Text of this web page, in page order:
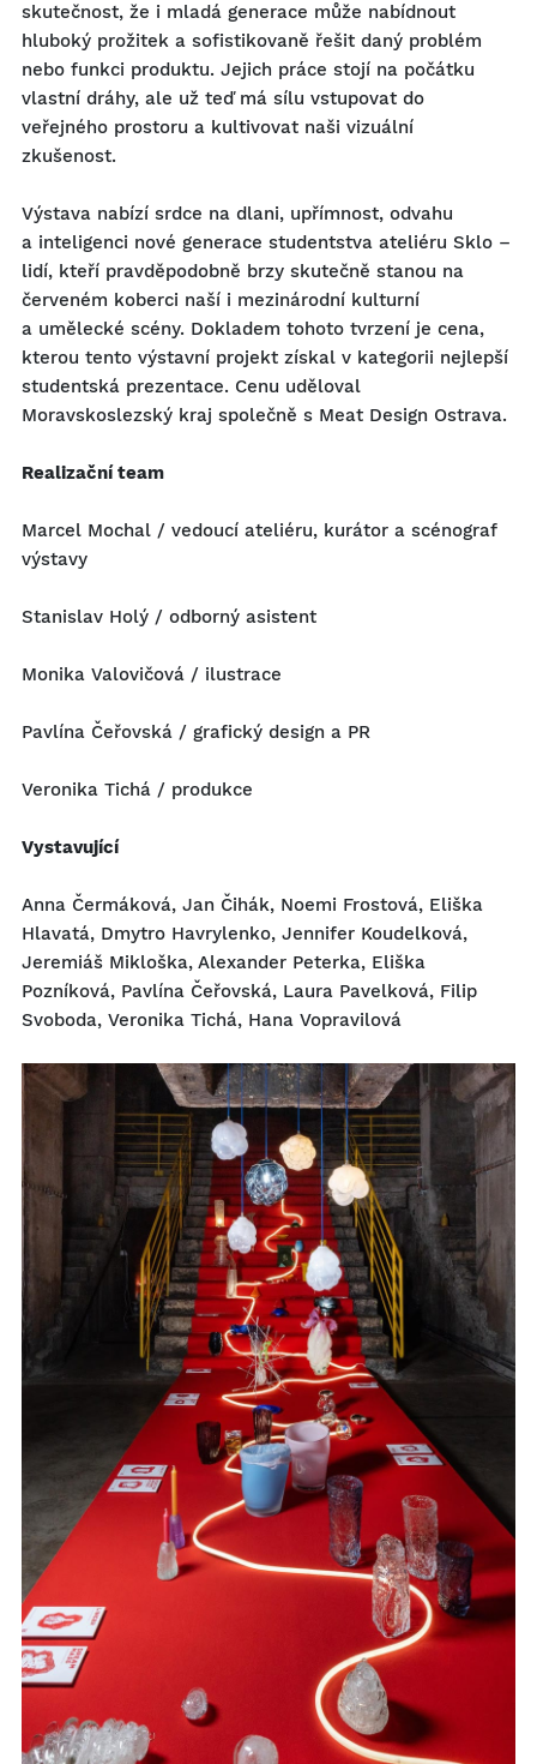
skutečnost, že i mladá generace může nabídnout
hluboký prožitek a sofistikovaně řešit daný problém
nebo funkci produktu. Jejich práce stojí na počátku
vlastní dráhy, ale už teď má sílu vstupovat do
veřejného prostoru a kultivovat naši vizuální
zkušenost.
Výstava nabízí srdce na dlani, upřímnost, odvahu
a inteligenci nové generace studentstva ateliéru Sklo –
lidí, kteří pravděpodobně brzy skutečně stanou na
červeném koberci naší i mezinárodní kulturní
a umělecké scény. Dokladem tohoto tvrzení je cena,
kterou tento výstavní projekt získal v kategorii nejlepší
studentská prezentace. Cenu uděloval
Moravskoslezský kraj společně s Meat Design Ostrava.
Realizační team
Marcel Mochal / vedoucí ateliéru, kurátor a scénograf
výstavy
Stanislav Holý / odborný asistent
Monika Valovičová / ilustrace
Pavlína Čeřovská / grafický design a PR
Veronika Tichá / produkce
Vystavující
Anna Čermáková, Jan Čihák, Noemi Frostová, Eliška
Hlavatá, Dmytro Havrylenko, Jennifer Koudelková,
Jeremiáš Mikloška, Alexander Peterka, Eliška
Pozníková, Pavlína Čeřovská, Laura Pavelková, Filip
Svoboda, Veronika Tichá, Hana Vopravilová